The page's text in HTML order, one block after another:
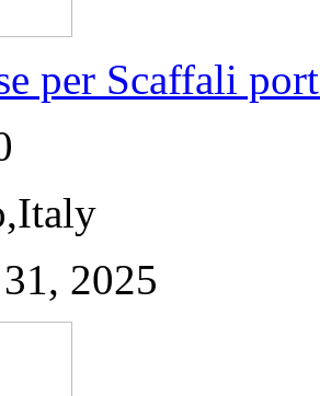
per Scaffali
2025